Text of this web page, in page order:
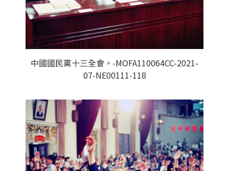
中國國民黨十三全會。-MOFA110064CC-2021-
07-NE00111-118